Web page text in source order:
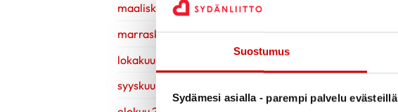
Suostumus
Sydämesi asialla - parempi palvelu evästeillä
maaliskuu 2024
marraskuu 2023
lokakuu 2023
syyskuu 2023